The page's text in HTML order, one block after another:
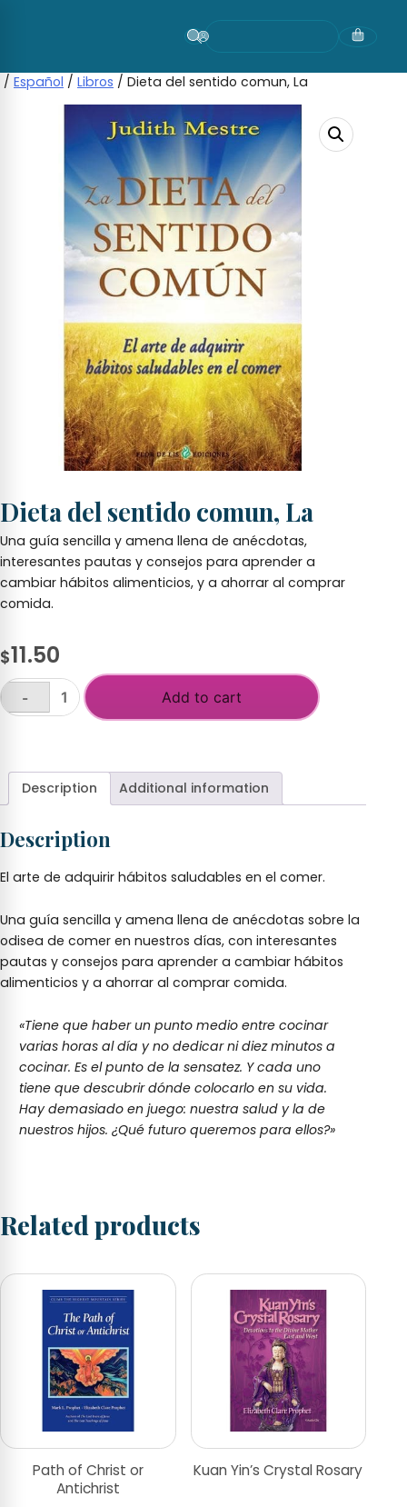
/ Español / Libros / Dieta del sentido comun, La
Dieta del sentido comun, La
Una guía sencilla y amena llena de anécdotas,
interesantes pautas y consejos para aprender a
cambiar hábitos alimenticios, y a ahorrar al comprar
comida.
$11.50
Dieta
quantity
-
Add to cart
Description Additional information
Description
El arte de adquirir hábitos saludables en el comer.
Una guía sencilla y amena llena de anécdotas sobre la
odisea de comer en nuestros días, con interesantes
pautas y consejos para aprender a cambiar hábitos
alimenticios y a ahorrar al comprar comida.
«Tiene que haber un punto medio entre cocinar
varias horas al día y no dedicar ni diez minutos a
cocinar. Es el punto de la sensatez. Y cada uno
tiene que descubrir dónde colocarlo en su vida.
Hay demasiado en juego: nuestra salud y la de
nuestros hijos. ¿Qué futuro queremos para ellos?»
Related products
Path of Christ or
Antichrist
Kuan Yin’s Crystal Rosary